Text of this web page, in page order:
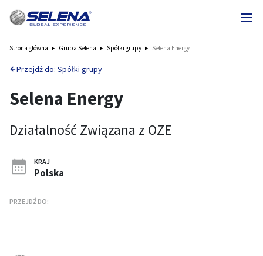
Strona główna Grupa Selena Spółki grupy Selena Energy
Przejdź do: Spółki grupy
Selena Energy
Działalność Związana z OZE
KRAJ
Polska
PRZEJDŹ DO: